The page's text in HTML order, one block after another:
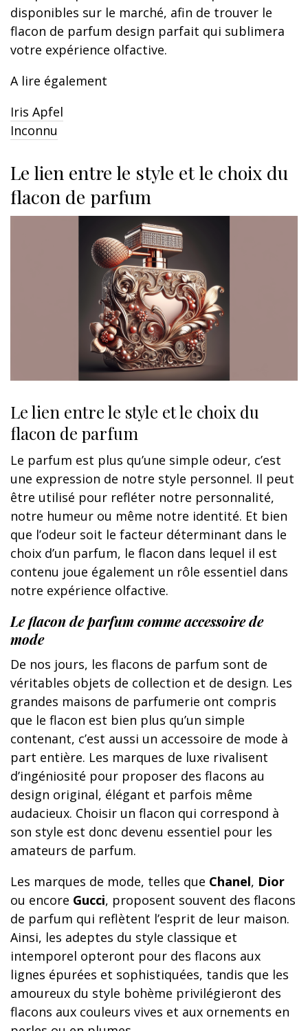
disponibles sur le marché, afin de trouver le
flacon de parfum design parfait qui sublimera
votre expérience olfactive.
A lire également
Iris Apfel
Inconnu
Le lien entre le style et le choix du
flacon de parfum
Le lien entre le style et le choix du
flacon de parfum
Le parfum est plus qu’une simple odeur, c’est
une expression de notre style personnel. Il peut
être utilisé pour refléter notre personnalité,
notre humeur ou même notre identité. Et bien
que l’odeur soit le facteur déterminant dans le
choix d’un parfum, le flacon dans lequel il est
contenu joue également un rôle essentiel dans
notre expérience olfactive.
Le flacon de parfum comme accessoire de
mode
De nos jours, les flacons de parfum sont de
véritables objets de collection et de design. Les
grandes maisons de parfumerie ont compris
que le flacon est bien plus qu’un simple
contenant, c’est aussi un accessoire de mode à
part entière. Les marques de luxe rivalisent
d’ingéniosité pour proposer des flacons au
design original, élégant et parfois même
audacieux. Choisir un flacon qui correspond à
son style est donc devenu essentiel pour les
amateurs de parfum.
Les marques de mode, telles que Chanel, Dior
ou encore Gucci, proposent souvent des flacons
de parfum qui reflètent l’esprit de leur maison.
Ainsi, les adeptes du style classique et
intemporel opteront pour des flacons aux
lignes épurées et sophistiquées, tandis que les
amoureux du style bohème privilégieront des
flacons aux couleurs vives et aux ornements en